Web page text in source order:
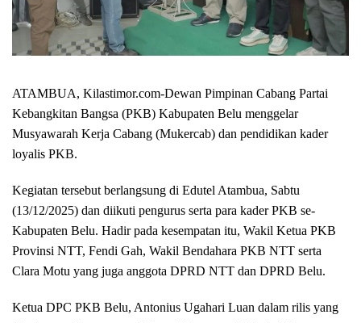
ATAMBUA, Kilastimor.com-Dewan Pimpinan Cabang Partai
Kebangkitan Bangsa (PKB) Kabupaten Belu menggelar
Musyawarah Kerja Cabang (Mukercab) dan pendidikan kader
loyalis PKB.
Kegiatan tersebut berlangsung di Edutel Atambua, Sabtu
(13/12/2025) dan diikuti pengurus serta para kader PKB se-
Kabupaten Belu. Hadir pada kesempatan itu, Wakil Ketua PKB
Provinsi NTT, Fendi Gah, Wakil Bendahara PKB NTT serta
Clara Motu yang juga anggota DPRD NTT dan DPRD Belu.
Ketua DPC PKB Belu, Antonius Ugahari Luan dalam rilis yang